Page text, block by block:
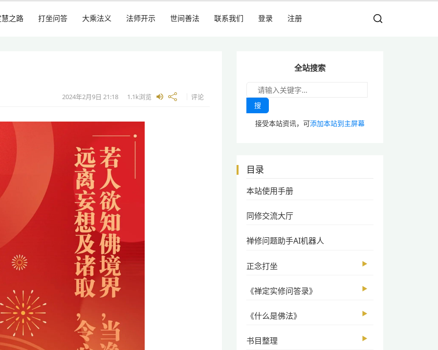
之路 打坐问答 大乘法义 法师开示 世间善法 联系我们 登录 注册
2024年2月9日 21:18 1.1k浏览 评论
全站搜索
搜
接受本站资讯，可添加本站到主屏幕
目录
本站使用手册
同修交流大厅
禅修问题助手AI机器人
正念打坐 ▶
《禅定实修问答录》 ▶
《什么是佛法》 ▶
书目整理 ▶